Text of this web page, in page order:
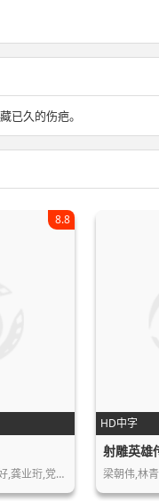
已久的伤疤。
8.8
滕汝骏,刘烨,赵秀丽,陈好,龚业珩,党浩…
HD中字
射雕英雄